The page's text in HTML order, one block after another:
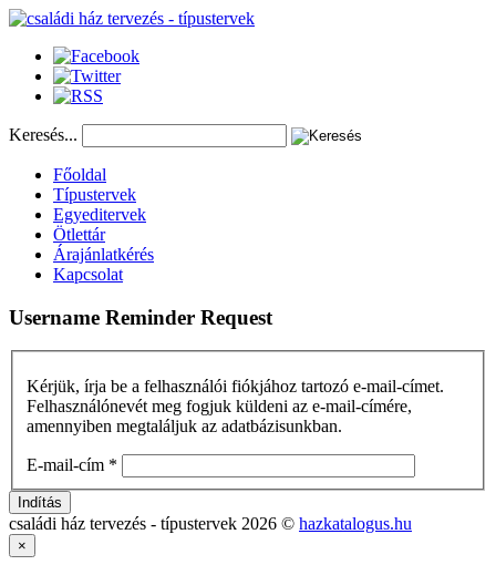
Keresés...
Főoldal
Típustervek
Egyeditervek
Ötlettár
Árajánlatkérés
Kapcsolat
Username Reminder Request
Kérjük, írja be a felhasználói fiókjához tartozó e-mail-címet.
Felhasználónevét meg fogjuk küldeni az e-mail-címére,
amennyiben megtaláljuk az adatbázisunkban.
E-mail-cím *
Indítás
családi ház tervezés - típustervek 2026 © hazkatalogus.hu
×